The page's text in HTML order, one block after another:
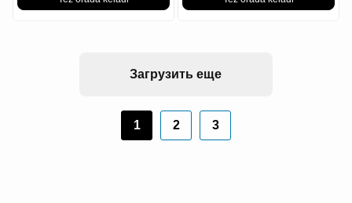
Загрузить еще
1 2 3